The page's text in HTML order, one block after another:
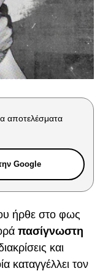
αποτελέσματα
Google
ήρθε στο φως
πασίγνωστη
και
καταγγέλλει τον